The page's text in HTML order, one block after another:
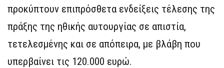
προκύπτουν επιπρόσθετα ενδείξεις τέλεσης της
πράξης της ηθικής αυτουργίας σε απιστία,
τετελεσμένης και σε απόπειρα, με βλάβη που
υπερβαίνει τις 120.000 ευρώ.